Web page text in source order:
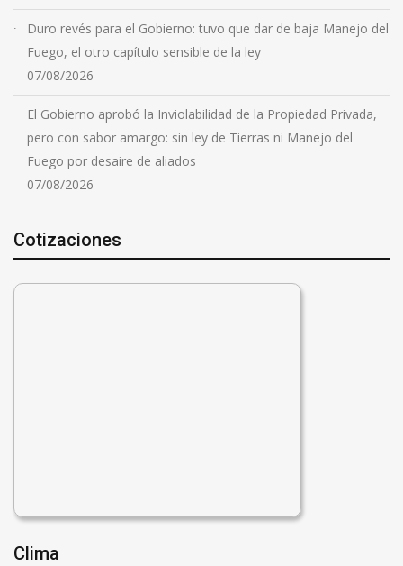
Duro revés para el Gobierno: tuvo que dar de baja Manejo del
Fuego, el otro capítulo sensible de la ley
07/08/2026
El Gobierno aprobó la Inviolabilidad de la Propiedad Privada,
pero con sabor amargo: sin ley de Tierras ni Manejo del
Fuego por desaire de aliados
07/08/2026
Cotizaciones
Clima